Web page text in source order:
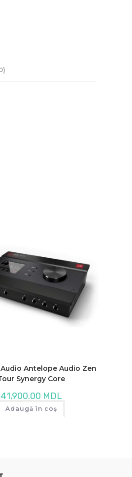
Antelope Audio Zen
Synergy Core
41,900.00 MDL
Adaugă în coș